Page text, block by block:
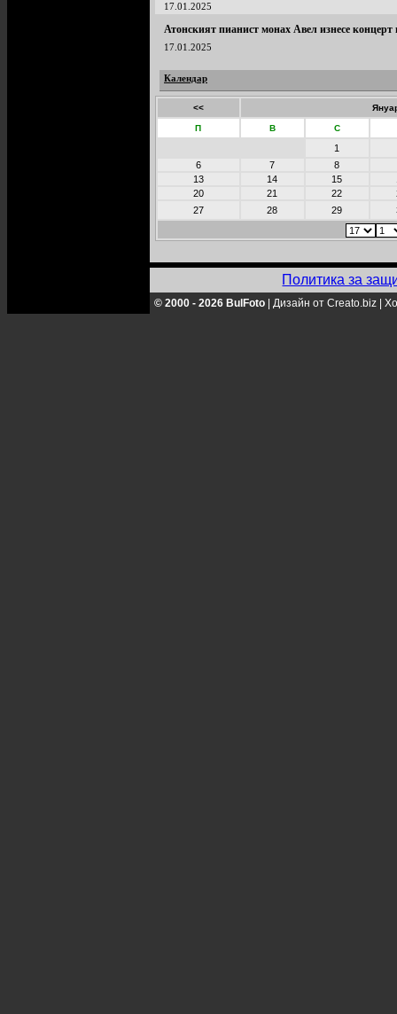
17.01.2025
Атонският пианист монах Авел изнесе концерт
17.01.2025
Календар
<<
П В С
1
6
7
8
13
14 15
20
21 22
27
28 29
Политика за
© 2000 - 2026 BulFoto Дизайн от Creato.biz